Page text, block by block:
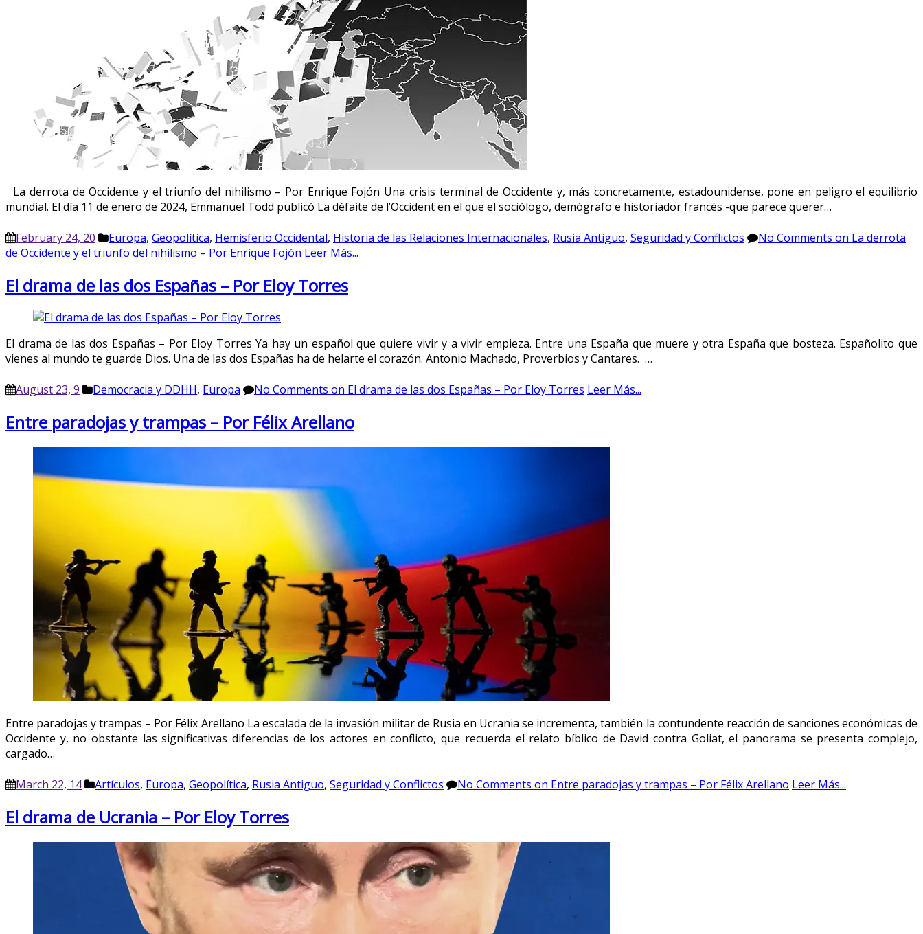
La derrota de Occidente y el triunfo del nihilismo – Por Enrique Fojón Una crisis terminal de Occidente y, más concretamente, estadounidense, pone en peligro el equilibrio
mundial. El día 11 de enero de 2024, Emmanuel Todd publicó La défaite de l’Occident en el que el sociólogo, demógrafo e historiador francés -que parece querer…
February 24, 20 Europa, Geopolítica, Hemisferio Occidental, Historia de las Relaciones Internacionales, Rusia Antiguo, Seguridad y Conflictos No Comments on La derrota
de Occidente y el triunfo del nihilismo – Por Enrique Fojón Leer Más...
El drama de las dos Españas – Por Eloy Torres
El drama de las dos Españas – Por Eloy Torres Ya hay un español que quiere vivir y a vivir empieza. Entre una España que muere y otra España que bosteza. Españolito que
vienes al mundo te guarde Dios. Una de las dos Españas ha de helarte el corazón. Antonio Machado, Proverbios y Cantares. …
August 23, 9 Democracia y DDHH, Europa No Comments on El drama de las dos Españas – Por Eloy Torres Leer Más...
Entre paradojas y trampas – Por Félix Arellano
Entre paradojas y trampas – Por Félix Arellano La escalada de la invasión militar de Rusia en Ucrania se incrementa, también la contundente reacción de sanciones económicas de
Occidente y, no obstante las significativas diferencias de los actores en conflicto, que recuerda el relato bíblico de David contra Goliat, el panorama se presenta complejo,
cargado…
March 22, 14 Artículos, Europa, Geopolítica, Rusia Antiguo, Seguridad y Conflictos No Comments on Entre paradojas y trampas – Por Félix Arellano Leer Más...
El drama de Ucrania – Por Eloy Torres